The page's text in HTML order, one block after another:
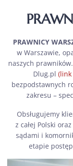
PRAWNICY
w Warszawie,
naszych
Dlug.pl
bezpodstawnych
zakresu –
Obsługujemy
z całej Polski
sądami i
etapie